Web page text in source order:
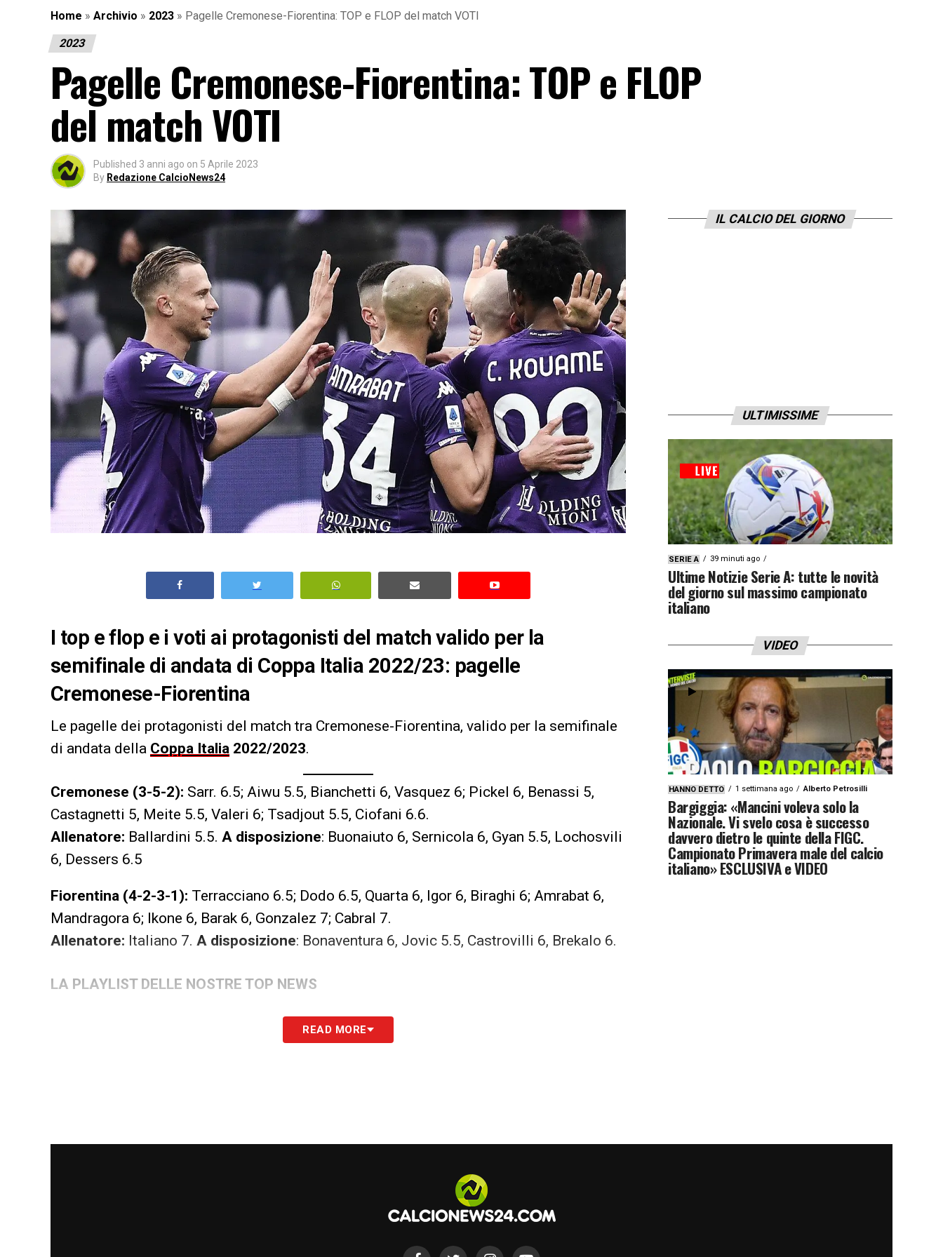
Home » Archivio » 2023 » Pagelle Cremonese-Fiorentina: TOP e FLOP del match VOTI
2023
Pagelle Cremonese-Fiorentina: TOP e FLOP
del match VOTI
Published 3 anni ago on 5 Aprile 2023
By Redazione CalcioNews24
I top e flop e i voti ai protagonisti del match valido per la
semifinale di andata di Coppa Italia 2022/23: pagelle
Cremonese-Fiorentina
Le pagelle dei protagonisti del match tra Cremonese-Fiorentina, valido per la semifinale
di andata della Coppa Italia 2022/2023.
Cremonese (3-5-2): Sarr. 6.5; Aiwu 5.5, Bianchetti 6, Vasquez 6; Pickel 6, Benassi 5,
Castagnetti 5, Meite 5.5, Valeri 6; Tsadjout 5.5, Ciofani 6.6.
Allenatore: Ballardini 5.5. A disposizione: Buonaiuto 6, Sernicola 6, Gyan 5.5, Lochosvili
6, Dessers 6.5
Fiorentina (4-2-3-1): Terracciano 6.5; Dodo 6.5, Quarta 6, Igor 6, Biraghi 6; Amrabat 6,
Mandragora 6; Ikone 6, Barak 6, Gonzalez 7; Cabral 7.
Allenatore: Italiano 7. A disposizione: Bonaventura 6, Jovic 5.5, Castrovilli 6, Brekalo 6.
LA PLAYLIST DELLE NOSTRE TOP NEWS
READ MORE
IL CALCIO DEL GIORNO
ULTIMISSIME
SERIE A 39 minuti ago
Ultime Notizie Serie A: tutte le novità
del giorno sul massimo campionato
italiano
VIDEO
HANNO DETTO 1 settimana ago Alberto Petrosilli
Bargiggia: «Mancini voleva solo la
Nazionale. Vi svelo cosa è successo
davvero dietro le quinte della FIGC.
Campionato Primavera male del calcio
italiano» ESCLUSIVA e VIDEO